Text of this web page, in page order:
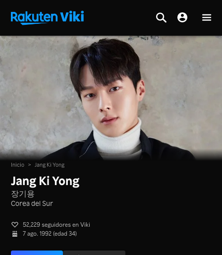
Inicio > Jang Ki Yong
Jang Ki Yong
장기용
Corea del Sur
52,229 seguidores en Viki
7 ago. 1992 (edad 34)